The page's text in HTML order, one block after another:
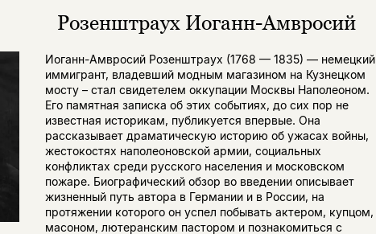
Розенштраух Иоганн-Амвросий
Иоганн-Амвросий Розенштраух (1768 — 1835) — немецкий
иммигрант, владевший модным магазином на Кузнецком
мосту – стал свидетелем оккупации Москвы Наполеоном.
Его памятная записка об этих событиях, до сих пор не
известная историкам, публикуется впервые. Она
рассказывает драматическую историю об ужасах войны,
жестокостях наполеоновской армии, социальных
конфликтах среди русского населения и московском
пожаре. Биографический обзор во введении описывает
жизненный путь автора в Германии и в России, на
протяжении которого он успел побывать актером, купцом,
масоном, лютеранским пастором и познакомиться с